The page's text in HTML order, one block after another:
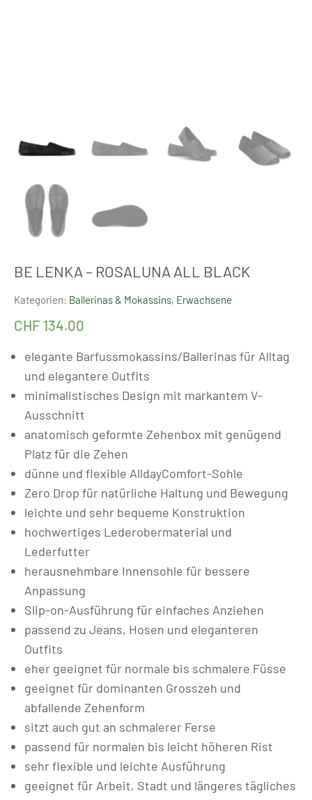
BE LENKA – ROSALUNA ALL BLACK
Kategorien: Ballerinas & Mokassins, Erwachsene
CHF 134.00
elegante Barfussmokassins/Ballerinas für Alltag
und elegantere Outfits
minimalistisches Design mit markantem V-
Ausschnitt
anatomisch geformte Zehenbox mit genügend
Platz für die Zehen
dünne und flexible AlldayComfort-Sohle
Zero Drop für natürliche Haltung und Bewegung
leichte und sehr bequeme Konstruktion
hochwertiges Lederobermaterial und
Lederfutter
herausnehmbare Innensohle für bessere
Anpassung
Slip-on-Ausführung für einfaches Anziehen
passend zu Jeans, Hosen und eleganteren
Outfits
eher geeignet für normale bis schmalere Füsse
geeignet für dominanten Grosszeh und
abfallende Zehenform
sitzt auch gut an schmalerer Ferse
passend für normalen bis leicht höheren Rist
sehr flexible und leichte Ausführung
geeignet für Arbeit, Stadt und längeres tägliches